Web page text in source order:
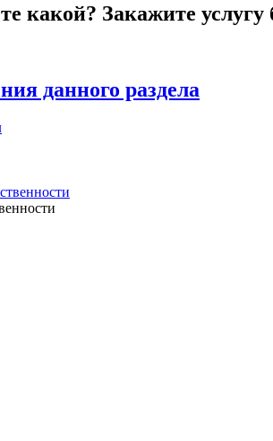
какой? Закажите услугу
данного раздела